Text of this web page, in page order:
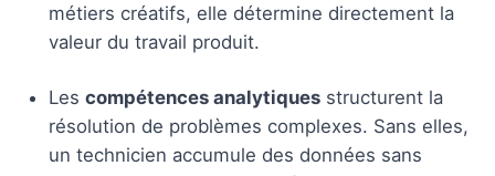
métiers créatifs, elle détermine directement la
valeur du travail produit.
Les compétences analytiques structurent la
résolution de problèmes complexes. Sans elles,
un technicien accumule des données sans